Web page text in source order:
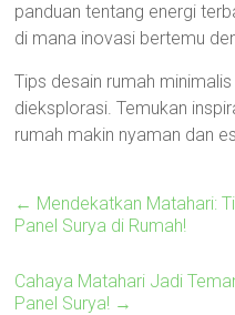
panduan tentang energi
di mana inovasi bertemu
Tips desain rumah
dieksplorasi. Temukan
rumah makin nyaman dan
← Mendekatkan Matahari:
Panel Surya di Rumah!
Cahaya Matahari Jadi
Panel Surya! →